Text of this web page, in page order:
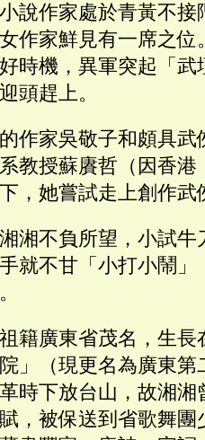
說作家處於青黃不接
作家鮮見有一席之位
時機，異軍突起「
頭趕上。
作家吳敬子和頗具武
教授蘇賡哲（因香港
，她嘗試走上創作武
湘不負所望，小試牛
就不甘「小打小鬧
籍廣東省茂名，生長
」（現更名為廣東
時下放台山，故湘湘
，被保送到省歌舞團